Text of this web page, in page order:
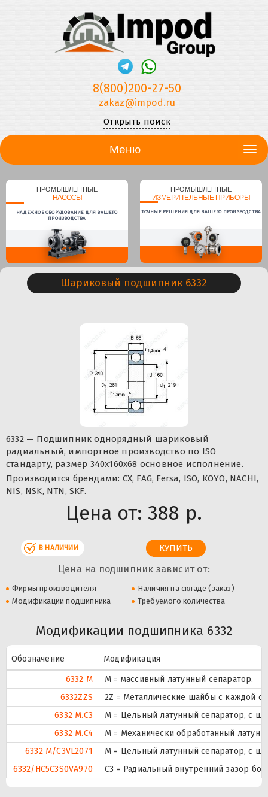
8(800)200-27-50
zakaz@impod.ru
Открыть поиск
Меню
ПРОМЫШЛЕННЫЕ
НАСОСЫ
НАДЕЖНОЕ ОБОРУДОВАНИЕ ДЛЯ ВАШЕГО
ПРОИЗВОДСТВА
ПРОМЫШЛЕННЫЕ
ИЗМЕРИТЕЛЬНЫЕ ПРИБОРЫ
ТОЧНЫЕ РЕШЕНИЯ ДЛЯ ВАШЕГО ПРОИЗВОДСТВА
Шариковый подшипник 6332
6332 — Подшипник однорядный шариковый
радиальный, импортное производство по ISO
стандарту, размер 340x160x68 основное исполнение.
Производится брендами: CX, FAG, Fersa, ISO, KOYO, NACHI,
NIS, NSK, NTN, SKF.
Цена от: 388 р.
В НАЛИЧИИ
Цена на подшипник зависит от:
Фирмы производителя
Наличия на складе (заказ)
Модификации подшипника
Требуемого количества
Модификации подшипника 6332
Обозначение
Модификация
6332 M
M = массивный латунный сепаратор.
6332ZZS
2Z = Металлические шайбы с каждой
6332 M.C3
M = Цельный латунный сепаратор, с
6332 M.C4
М = Механически обработанный
6332 M/C3VL2071
M = Цельный латунный сепаратор, с
6332/HC5C3S0VA970
C3 = Радиальный внутренний зазор